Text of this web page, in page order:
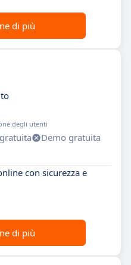
di più
degli utenti
Demo gratuita
con sicurezza e
di più